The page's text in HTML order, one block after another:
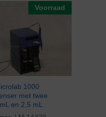
Voorraad
1000
met twee
en 2,5 mL